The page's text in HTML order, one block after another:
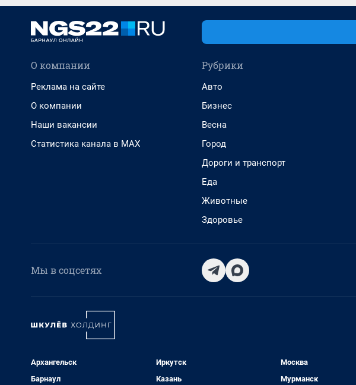
О компании
Реклама на сайте
О компании
Наши вакансии
Статистика канала в MAX
Рубрики
Авто
Бизнес
Весна
Город
Дороги и транспорт
Еда
Животные
Здоровье
Мы в соцсетях
Архангельск
Барнаул
Иркутск
Казань
Москва
Мурманск